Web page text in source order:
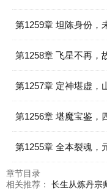
第1259章 坦陈身份，
第1258章 飞星不再，
第1257章 定神堪虚，
第1256章 堪魔宝鉴，
第1255章 全本裂魂，
章节目录
相关推荐： 长生从炼丹宗